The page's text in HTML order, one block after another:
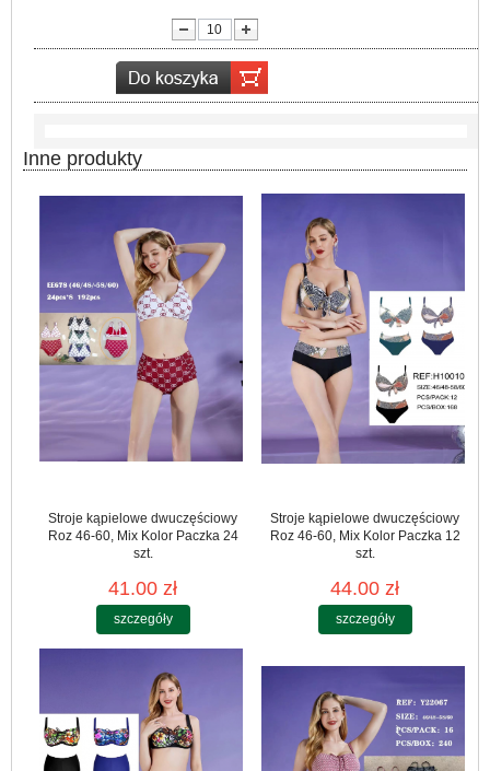
Inne produkty
Stroje kąpielowe dwuczęściowy
Roz 46-60, Mix Kolor Paczka 24
szt.
41.00 zł
szczegóły
Stroje kąpielowe dwuczęściowy
Roz 46-60, Mix Kolor Paczka 12
szt.
44.00 zł
szczegóły